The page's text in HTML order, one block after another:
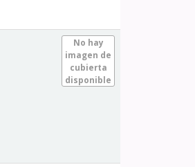
No hay
imagen de
cubierta
disponible